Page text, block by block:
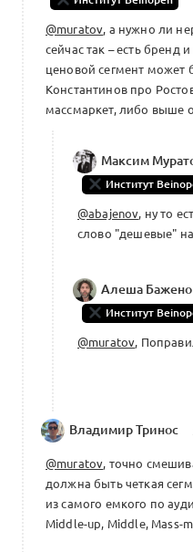
@muratov, а нужно ли
сейчас так – есть бренд
ценовой сегмент может
Константинов про
массмаркет, либо выше
Максим
Институт
@abajenov, ну то
слово "дешевые"
Алеша
Институт
@muratov,
Владимир Тринос
@muratov, точно
должна быть четкая
из самого емкого по
Мiddle-up, Мiddle, Мass-